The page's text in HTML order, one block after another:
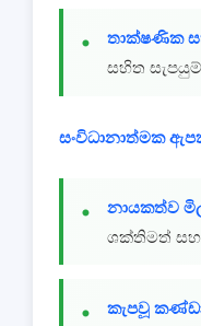
තාක්ෂණික
සහිත
සංවිධානාත්මක
නායකත්ව
ශක්තිමත්
කැපවූ